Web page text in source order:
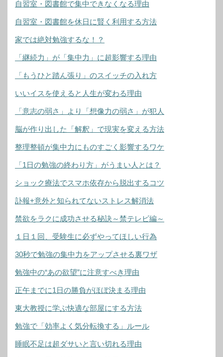
自習室・図書館で集中できなくなる理由
自習室・図書館を休日に賢く利用する方法
家では絶対勉強するな！？
「継続力」が「集中力」に超影響する理由
「もうひと踏ん張り」のスイッチの入れ方
いいイスを使えると人生が変わる理由
「意志の弱さ」より「想像力の弱さ」が犯人
脳が作り出した「解釈」で現実を変える方法
整理整頓が集中力にものすごく影響するワケ
「1日の勉強の終わり方」がうまい人とは？
ショック療法でスマホ依存から脱出するコツ
訃報+意外と知られてないストレス解消法
禁欲をラクに成功させる秘訣～禁テレビ編～
１日１回、受験生に必ずやってほしい行為
30秒で勉強の集中力をアップさせる裏ワザ
勉強中の“あの欲望”に注意すべき理由
正午までに1日の勝負がほぼ決まる理由
東大教授に学ぶ快適な部屋にする方法
勉強で「効率よく気分転換する」ルール
睡眠不足は超ダサいと言い切れる理由